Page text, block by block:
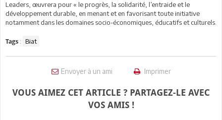
Leaders, œuvrera pour « le progrès, la solidarité, l’entraide et le
développement durable, en menant et en favorisant toute initiative
notamment dans les domaines socio-économiques, éducatifs et culturels.
Tags : Biat
Envoyer à un ami Imprimer
VOUS AIMEZ CET ARTICLE ? PARTAGEZ-LE AVEC
VOS AMIS !